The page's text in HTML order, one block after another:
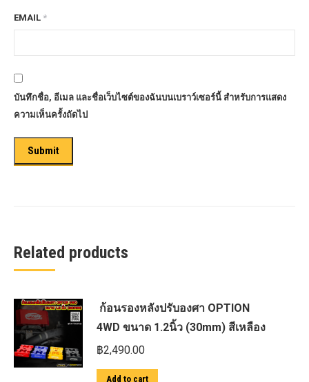
EMAIL *
บันทึกชื่อ, อีเมล และชื่อเว็บไซต์ของฉันบนเบราว์เซอร์นี้ สำหรับการแสดง
ความเห็นครั้งถัดไป
Related products
ก้อนรองหลังปรับองศา OPTION
4WD ขนาด 1.2นิ้ว (30mm) สีเหลือง
฿2,490.00
Add to cart